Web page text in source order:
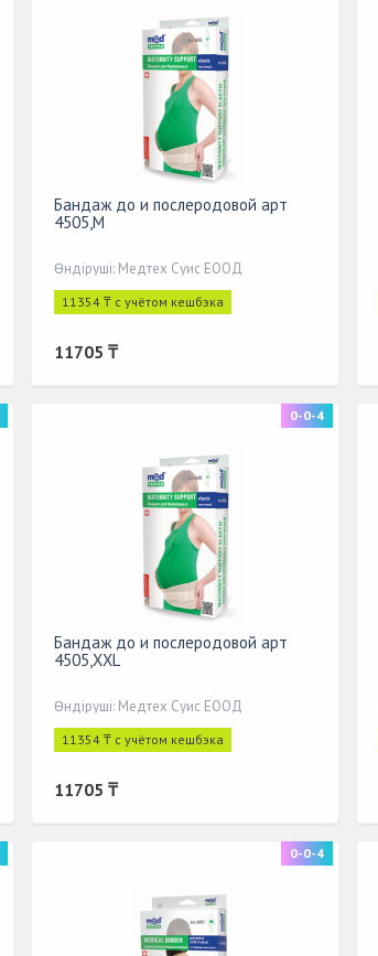
Бандаж до и послеродовой арт
4505,M
Өндіруші: Медтех Суис ЕООД
11354 ₸ с учётом кешбэка
11705 ₸
0-0-4
Бандаж до и послеродовой арт
4505,XXL
Өндіруші: Медтех Суис ЕООД
11354 ₸ с учётом кешбэка
11705 ₸
0-0-4